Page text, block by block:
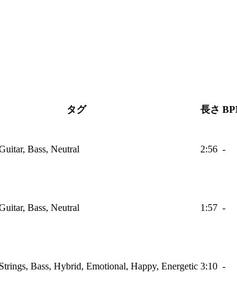
タグ 長さ
Bass, Neutral 2:56 -
Bass, Neutral 1:57 -
Bass, Hybrid, Emotional, Happy, Energetic 3:10 -